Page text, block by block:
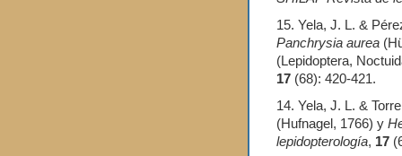
15. Yela, J. L. &
Panchrysia aurea
(Lepidoptera,
17 (68): 420-421.
14. Yela, J. L. &
(Hufnagel, 1766) y
lepidopterología, 17